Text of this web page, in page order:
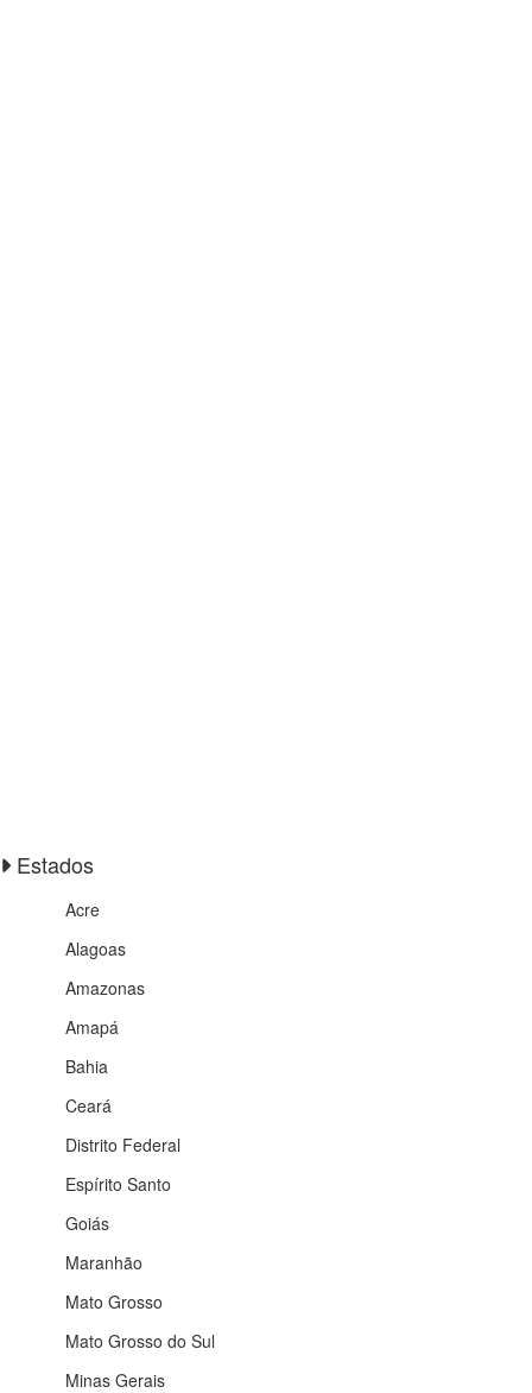
Estados
Acre
Alagoas
Amazonas
Amapá
Bahia
Ceará
Distrito Federal
Espírito Santo
Goiás
Maranhão
Mato Grosso
Mato Grosso do Sul
Minas Gerais